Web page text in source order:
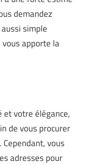
demandez
simple
vous apporte la
votre élégance,
de vous procurer
vous
adresses pour